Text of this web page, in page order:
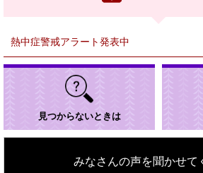
熱中症警戒アラート発表中
見つからないときは
みなさんの声を聞かせて